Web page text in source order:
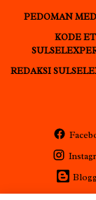
PEDOMAN
KODE
REDAKSI